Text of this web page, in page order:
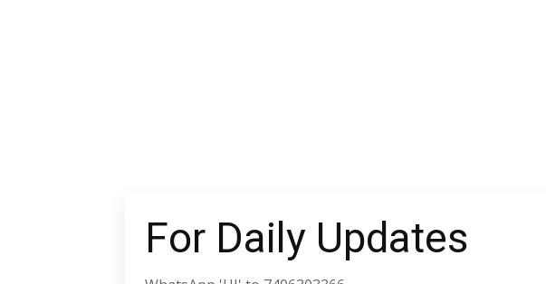
For Daily Updates